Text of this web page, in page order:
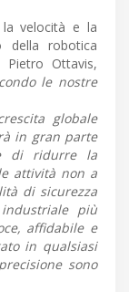
velocità e la
della robotica
Pietro Ottavis,
le nostre
globale
in gran parte
di ridurre la
attività non a
di sicurezza
più
affidabile e
in qualsiasi
sono